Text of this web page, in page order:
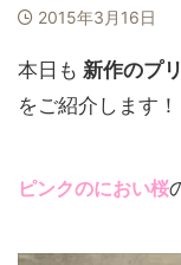
2015年3月16日
本日も 新作のプ
をご紹介します！
ピンクのにおい桜